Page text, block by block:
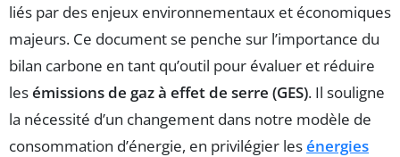
liés par des enjeux environnementaux et économiques
majeurs. Ce document se penche sur l’importance du
bilan carbone en tant qu’outil pour évaluer et réduire
lesémissions de gaz à effet de serre (GES). Il souligne
la nécessité d’un changement dans notre modèle de
consommation d’énergie, en privilégier lesénergies